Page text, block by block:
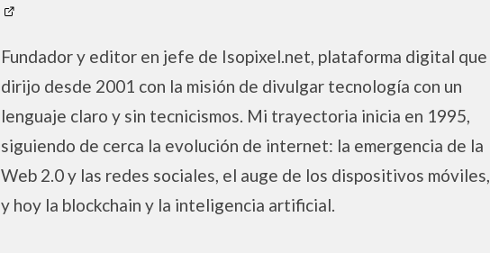
Fundador y editor en jefe de Isopixel.net, plataforma digital que
dirijo desde 2001 con la misión de divulgar tecnología con un
lenguaje claro y sin tecnicismos. Mi trayectoria inicia en 1995,
siguiendo de cerca la evolución de internet: la emergencia de la
Web 2.0 y las redes sociales, el auge de los dispositivos móviles,
y hoy la blockchain y la inteligencia artificial.